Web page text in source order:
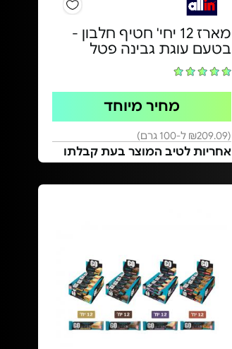
מארז 12 יחי' חטיף חלבון -
בטעם עוגת גבינה פטל
מחיר מיוחד
(₪209.09 ל-100 גרם)
אחריות לטיב המוצר בעת קבלתו